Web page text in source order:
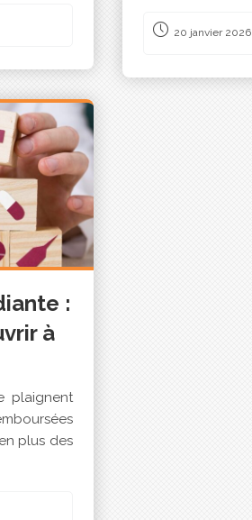
20 janvier 2026
:
à
plaignent
plus des